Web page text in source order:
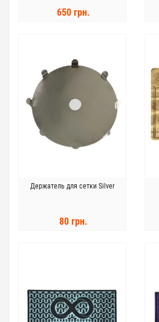
650 грн.
Держатель для сетки Silver
80 грн.